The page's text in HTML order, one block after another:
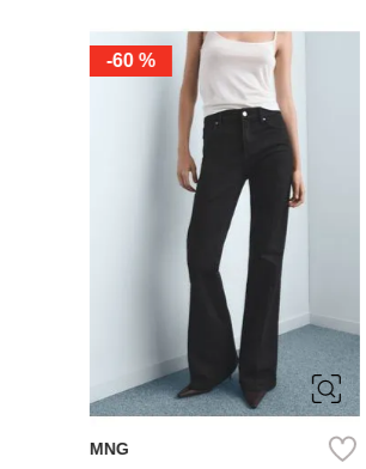
-60 %
36
42
MNG